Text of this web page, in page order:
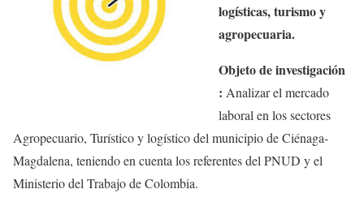
logísticas, turismo y
agropecuaria.
Objeto de investigación
: Analizar el mercado
laboral en los sectores
Agropecuario, Turístico y logístico del municipio de Ciénaga-
Magdalena, teniendo en cuenta los referentes del PNUD y el
Ministerio del Trabajo de Colombia.